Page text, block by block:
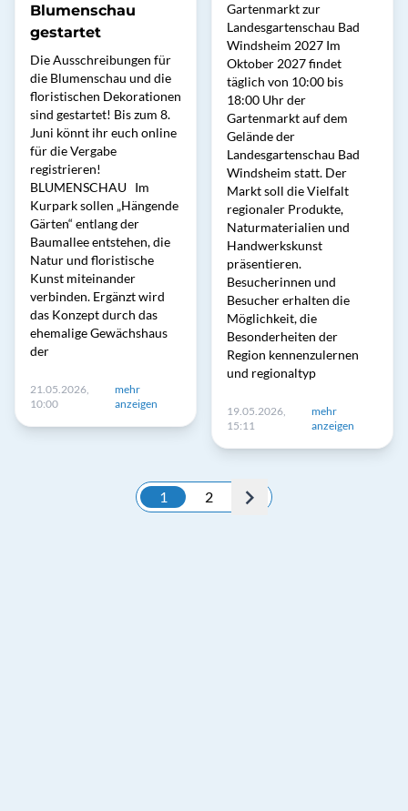
Blumenschau
gestartet
Die Ausschreibungen für
die Blumenschau und die
floristischen Dekorationen
sind gestartet! Bis zum 8.
Juni könnt ihr euch online
für die Vergabe
registrieren!
BLUMENSCHAU Im
Kurpark sollen „Hängende
Gärten“ entlang der
Baumallee entstehen, die
Natur und floristische
Kunst miteinander
verbinden. Ergänzt wird
das Konzept durch das
ehemalige Gewächshaus
der
21.05.2026,
10:00
mehr
anzeigen
Gartenmarkt zur
Landesgartenschau Bad
Windsheim 2027 Im
Oktober 2027 findet
täglich von 10:00 bis
18:00 Uhr der
Gartenmarkt auf dem
Gelände der
Landesgartenschau Bad
Windsheim statt. Der
Markt soll die Vielfalt
regionaler Produkte,
Naturmaterialien und
Handwerkskunst
präsentieren.
Besucherinnen und
Besucher erhalten die
Möglichkeit, die
Besonderheiten der
Region kennenzulernen
und regionaltyp
19.05.2026,
15:11
mehr
anzeigen
1 2